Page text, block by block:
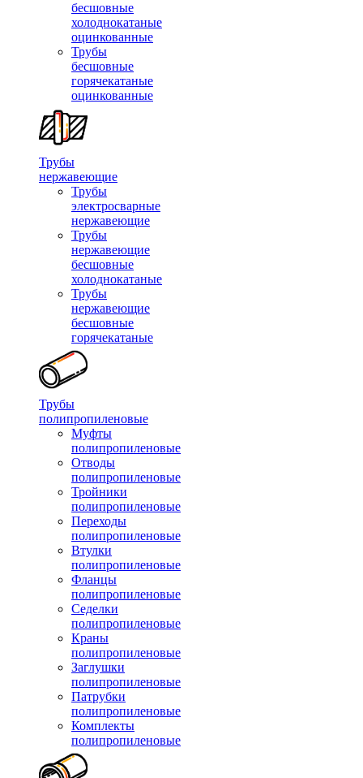
бесшовные
холоднокатаные
оцинкованные
Трубы
бесшовные
горячекатаные
оцинкованные
Трубы
нержавеющие
Трубы
электросварные
нержавеющие
Трубы
нержавеющие
бесшовные
холоднокатаные
Трубы
нержавеющие
бесшовные
горячекатаные
Трубы
полипропиленовые
Муфты
полипропиленовые
Отводы
полипропиленовые
Тройники
полипропиленовые
Переходы
полипропиленовые
Втулки
полипропиленовые
Фланцы
полипропиленовые
Седелки
полипропиленовые
Краны
полипропиленовые
Заглушки
полипропиленовые
Патрубки
полипропиленовые
Комплекты
полипропиленовые